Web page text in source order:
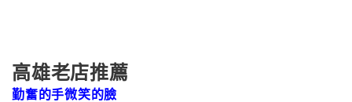
高雄老店推薦
勤奮的手微笑的臉